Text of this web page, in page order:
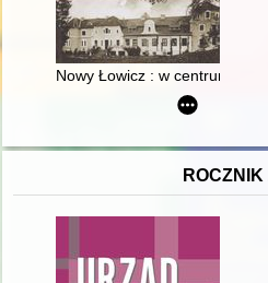
Nowy Łowicz : w centrum
ROCZNIK